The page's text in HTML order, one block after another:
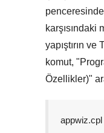
karşısındaki
yapıştırın ve
komut, "
Özellikler)"
appwiz.cpl